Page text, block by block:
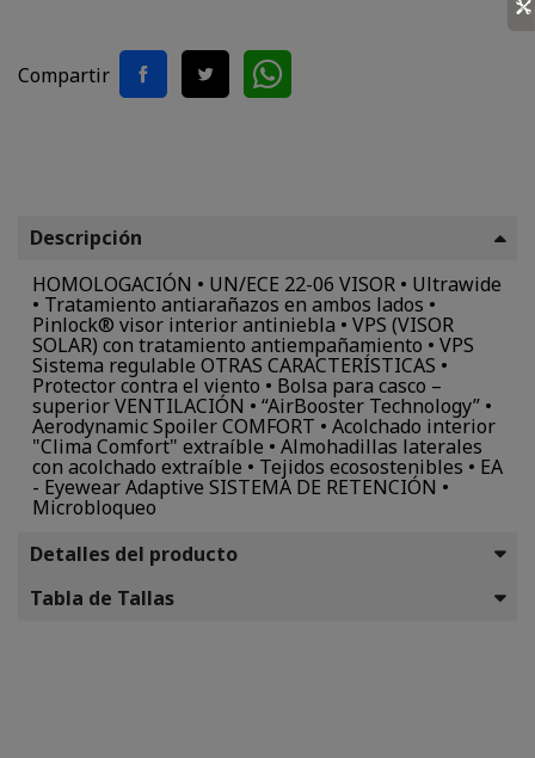
Compartir
Descripción
HOMOLOGACIÓN • UN/ECE 22-06 VISOR • Ultrawide
• Tratamiento antiarañazos en ambos lados •
Pinlock® visor interior antiniebla • VPS (VISOR
SOLAR) con tratamiento antiempañamiento • VPS
Sistema regulable OTRAS CARACTERÍSTICAS •
Protector contra el viento • Bolsa para casco –
superior VENTILACIÓN • “AirBooster Technology” •
Aerodynamic Spoiler COMFORT • Acolchado interior
"Clima Comfort" extraíble • Almohadillas laterales
con acolchado extraíble • Tejidos ecosostenibles • EA
- Eyewear Adaptive SISTEMA DE RETENCIÓN •
Microbloqueo
Detalles del producto
Tabla de Tallas